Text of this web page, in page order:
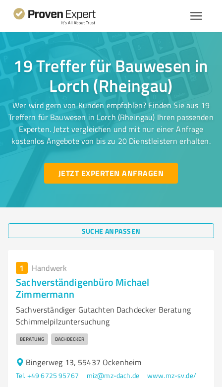
19 Treffer für Bauwesen in
Lorch (Rheingau)
Wer wird gern von Kunden empfohlen? Finden Sie aus 19
Treffern für Bauwesen in Lorch (Rheingau) Ihren passenden
Experten. Jetzt vergleichen und mit nur einer Anfrage
kostenlos Angebote von bis zu 20 Dienstleistern erhalten.
JETZT EXPERTEN ANFRAGEN
SUCHE ANPASSEN
1 Handwerk
Sachverständigenbüro Michael
Zimmermann
Sachverständiger Gutachten Dachdecker Beratung
Schimmelpilzuntersuchung
BERATUNG DACHDECKER
Bingerweg 13, 55437 Ockenheim
Tel. +49 6725 95767 miz@mz-dach.de www.mz-sv.de/